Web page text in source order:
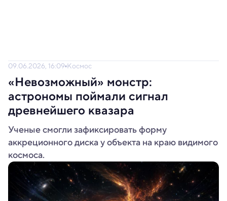
09.06.2026, 16:09 Космос
«Невозможный» монстр:
астрономы поймали сигнал
древнейшего квазара
Ученые смогли зафиксировать форму
аккреционного диска у объекта на краю видимого
космоса.